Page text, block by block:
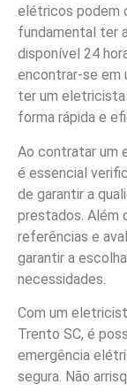
elétricos podem
fundamental ter
disponível 24
encontrar-se em
ter um eletricista
forma rápida e
Ao contratar um
é essencial
de garantir a
prestados. Além
referências e
garantir a
necessidades.
Com um
Trento SC, é
emergência
segura. Não